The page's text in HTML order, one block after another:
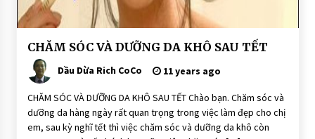
BÀI
VIẾT
DẦU
DỪA
DƯỠNG
DA
CHĂM SÓC VÀ DƯỠNG DA KHÔ SAU TẾT
Dầu Dừa Rich CoCo 11 years ago
CHĂM SÓC VÀ DƯỠNG DA KHÔ SAU TẾT Chào bạn. Chăm sóc và
dưỡng da hàng ngày rất quan trọng trong việc làm đẹp cho chị
em, sau kỳ nghĩ tết thì việc chăm sóc và dưỡng da khô còn